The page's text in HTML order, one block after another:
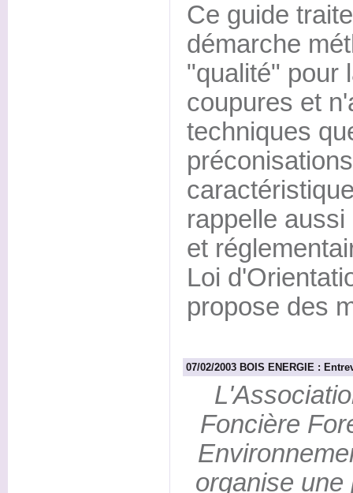
Ce guide
démarche
"qualité" pour
coupures et
techniques
rappelle
et
Loi
propose des
07/02/2003 BOIS ENERGIE :
Foncière
organise une